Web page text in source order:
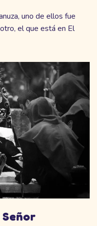
uno de ellos fue
el que está en El